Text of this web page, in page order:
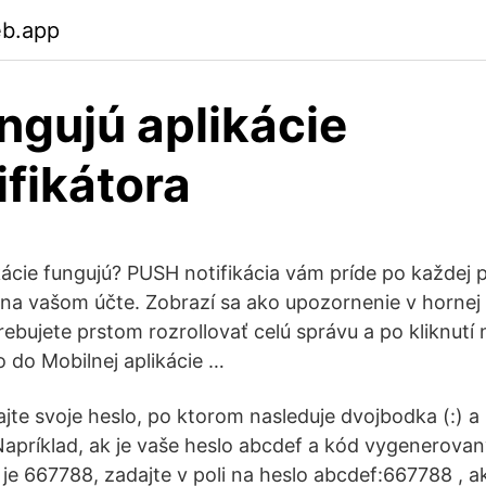
aplikácie
fungujú? PUSH notifikácia vám príde po každej
vašom účte. Zobrazí sa ako upozornenie v
prstom rozrollovať celú správu a po kliknutí
do Mobilnej aplikácie …
svoje heslo, po ktorom nasleduje dvojbodka (:) a
ak je vaše heslo abcdef a kód
667788, zadajte v poli na heslo abcdef:667788 ,